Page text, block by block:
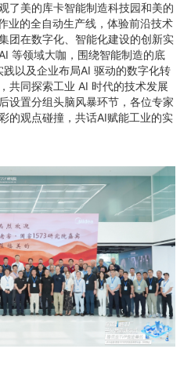
了美的库卡智能制造科技园和美的
业的全自动生产线，体验前沿技术
团在数字化、智能化建设的创新实
等领域大咖，围绕智能制造的底
以及企业布局AI 驱动的数字化转
共同探索工业 AI 时代的技术发展
设置分组头脑风暴环节，各位专家
的观点碰撞，共话AI赋能工业的实